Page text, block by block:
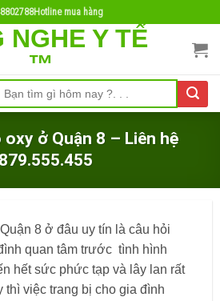
Hotline mua hàng
oxy ở Quận 8 – Liên hệ
8 ở đâu uy tín là câu hỏi
quan tâm trước tình hình
hết sức phức tạp và lây lan rất
thì việc trang bị cho gia đình